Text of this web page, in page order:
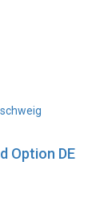
Option DE